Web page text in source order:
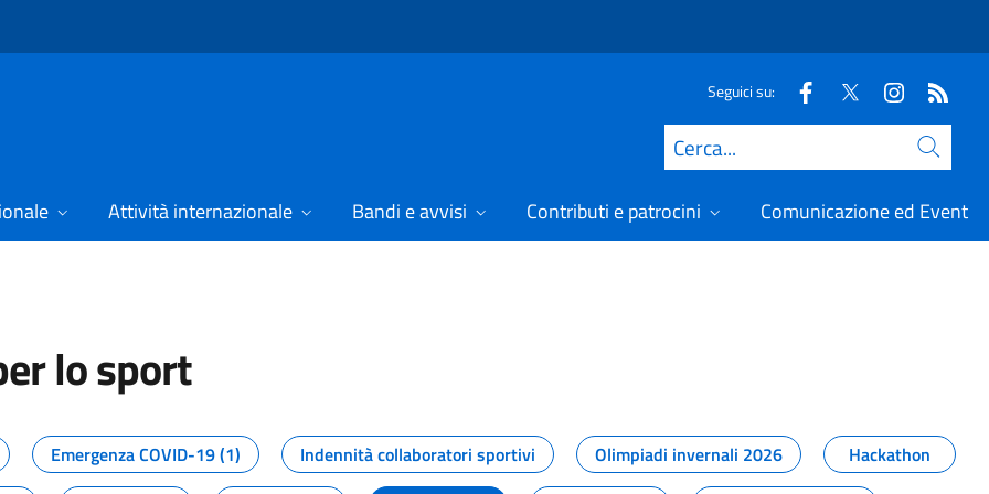
Seguici su:
Cerca
Attività internazionale Bandi e avvisi Contributi e patrocini Comunicazione ed Eventi
lo sport
dal Dipartimento per lo sport
Emergenza COVID-19 (1) Indennità collaboratori sportivi Olimpiadi invernali 2026
Hackathon